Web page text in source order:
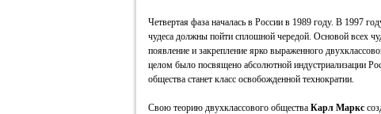
Четвертая фаза началась в России в 1989 году. В 1997
чудеса должны пойти сплошной чередой. Основой всех
появление и закрепление ярко выраженного
целом было посвящено абсолютной индустриализации
общества станет класс освобожденной технократии.
Свою теорию двухклассового общества Карл Маркс